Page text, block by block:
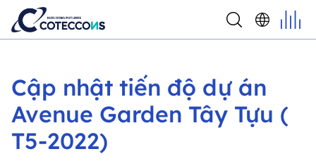
Cập nhật tiến độ dự án
Avenue Garden Tây Tựu (
T5-2022)